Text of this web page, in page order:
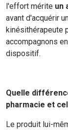
l'effort mérite un
avant d'acquérir
kinésithérapeute
accompagnons
dispositif.
Quelle
pharmacie et
Le produit lui-